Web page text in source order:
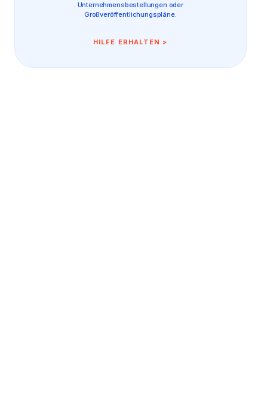
Unternehmensbestellungen oder
Großveröffentlichungspläne.
HILFE ERHALTEN >